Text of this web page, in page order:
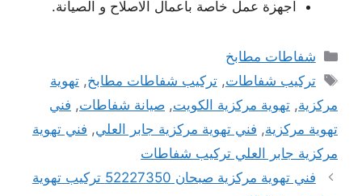
اجهزة عمل خاصة باعمال الاصلاح و الصيانة.
التصنيفات
شفاطات مطابخ
الوسوم
تركيب شفاطات,تركيب شفاطات مطابخ,تهوية
مركزية, تهوية مركزية الكويت, صيانة شفاطات, فني
تهوية مركزية, فني تهوية مركزية جابر العلي, فني تهوية
مركزية جابر العلي تركيب شفاطات
فني تهوية مركزية صبحان 52227350 تركيب تهوية